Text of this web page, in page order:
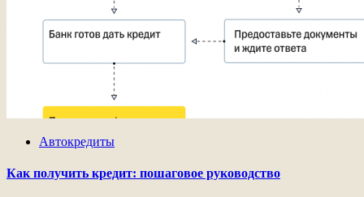
Автокредиты
Как получить кредит: пошаговое руководство